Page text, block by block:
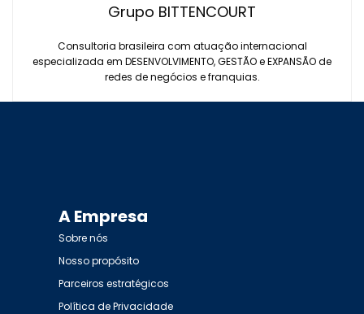
Grupo BITTENCOURT
Consultoria brasileira com atuação internacional
especializada em DESENVOLVIMENTO, GESTÃO e EXPANSÃO de
redes de negócios e franquias.
A Empresa
Sobre nós
Nosso propósito
Parceiros estratégicos
Política de Privacidade